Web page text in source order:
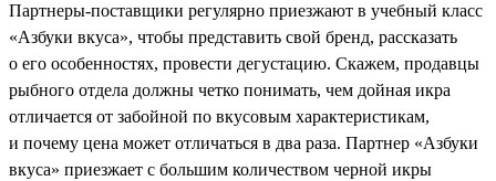
Партнеры-поставщики регулярно приезжают в учебный класс
«Азбуки вкуса», чтобы представить свой бренд, рассказать
о его особенностях, провести дегустацию. Скажем, продавцы
рыбного отдела должны четко понимать, чем дойная икра
отличается от забойной по вкусовым характеристикам,
и почему цена может отличаться в два раза. Партнер «Азбуки
вкуса» приезжает с большим количеством черной икры